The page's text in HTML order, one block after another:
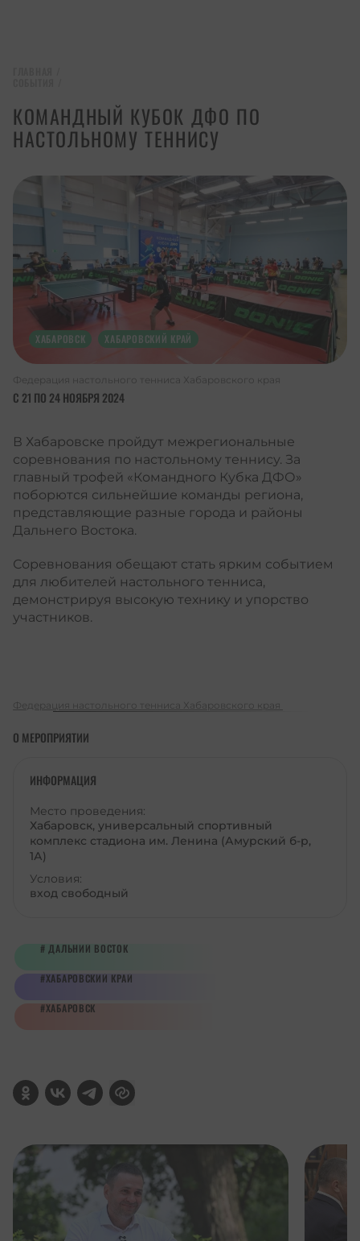
КОМАНДНЫЙ КУБОК ДФО ПО
НАСТОЛЬНОМУ ТЕННИСУ
ХАБАРОВСК ХАБАРОВСКИЙ КРАЙ
С 21 ПО 24 НОЯБРЯ 2024
Федерация настольного тенниса Хабаровского края
В Хабаровске пройдут межрегиональные
соревнования по настольному теннису. За
главный трофей «Командного Кубка ДФО»
поборются сильнейшие команды региона,
представляющие разные города и районы
Дальнего Востока.
Соревнования обещают стать ярким событием
для любителей настольного тенниса,
демонстрируя высокую технику и упорство
участников.
Федерация настольного тенниса Хабаровского края
О МЕРОПРИЯТИИ
ИНФОРМАЦИЯ
Место проведения:
Хабаровск, универсальный спортивный
комплекс стадиона им. Ленина (Амурский б-р,
1А)
Условия:
вход свободный
ДАЛЬНИЙ ВОСТОК
ХАБАРОВСКИЙ КРАЙ
ХАБАРОВСК